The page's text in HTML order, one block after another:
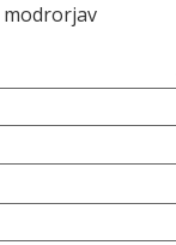
modrorjav